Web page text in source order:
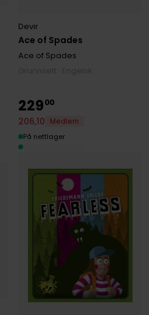
Ace of Spades
Devir
Ace of Spades
22900
206,10
Medlem
På nettlager